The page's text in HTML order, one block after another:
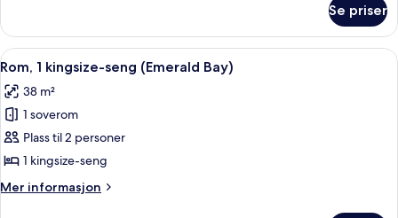
(View)
1
kingsize-
seng,
(View)
Se priser
Åpne
alle
bildene
av
Rom,
1
kingsize-
seng
Allergitestet sengetøy, safe på
5
Rom, 1 kingsize-seng (Emerald Bay)
38 m²
1 soverom
Plass til 2 personer
1 kingsize-seng
Mer informasjon
Mer